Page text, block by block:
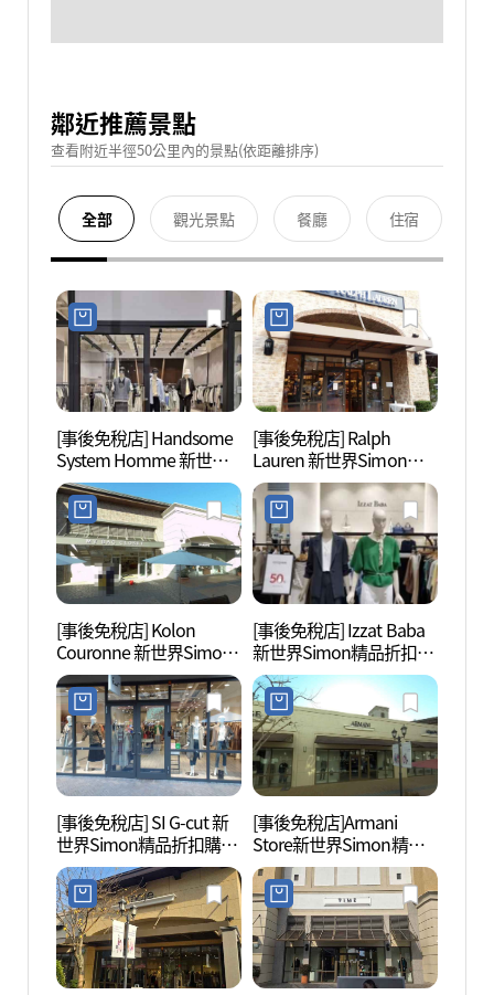
鄰近推薦景點
查看附近半徑50公里內的景點(依距離排序)
全部 觀光景點 餐廳 住宿
[事後免稅店] Handsome
System Homme 新世界
Simon精品折扣購物中心
釜山店(시스템옴므 신세
계사이먼프리미엄아울렛
부산점)
[事後免稅店] Ralph
Lauren 新世界Simon精
品折扣購物中心釜山店
(랄프로렌 신세계사이먼
프리미엄아울렛 부산점)
[事後免稅店] Kolon
Couronne 新世界Simon
精品折扣購物中心釜山店
(쿠론 신세계사이먼프리
미엄아울렛 부산점)
[事後免稅店] Izzat Baba
新世界Simon精品折扣購
物中心釜山店(아이잗바
바 신세계사이먼프리미
엄아울렛 부산점)
[事後免稅店] SI G-cut 新
世界Simon精品折扣購物
中心釜山店(지컷 신세계
사이먼프리미엄아울렛
부산점)
[事後免稅店]Armani
Store新世界Simon精品
折扣購物中心釜山店(아
르마니 스토어 신세계사
이먼프리미엄아울렛 부
산점)